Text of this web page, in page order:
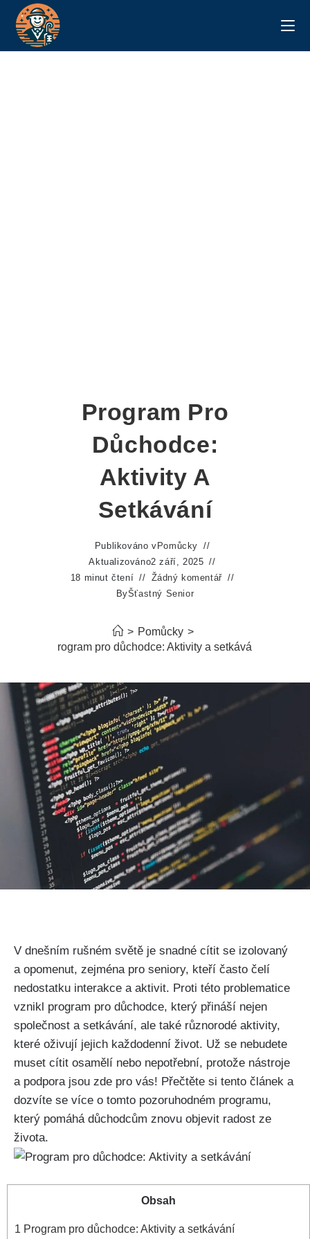
Program Pro
Důchodce:
Aktivity A
Setkávání
Publikováno v Pomůcky
Aktualizováno2 září, 2025
18 minut čtení
Žádný komentář
ByŠťastný Senior
> Pomůcky >
Program pro důchodce: Aktivity a setkávání
V dnešním rušném světě je snadné cítit se izolovaný
a opomenut, zejména pro⁤ seniory, kteří často čelí
nedostatku interakce a aktivit. Proti této problematice
vznikl program ‌pro důchodce,⁢ který přináší⁢ nejen
společnost ⁤a setkávání, ale také různorodé aktivity,
které oživují jejich každodenní život. Už se⁢ nebudete
⁤muset cítit osamělí nebo nepotřební, protože nástroje
a podpora jsou zde pro vás! Přečtěte si tento článek a
dozvíte se více ​o tomto pozoruhodném programu,
který pomáhá důchodcům znovu objevit radost ze
života.
Obsah
1 Program ​pro důchodce: Aktivity ‍a setkávání